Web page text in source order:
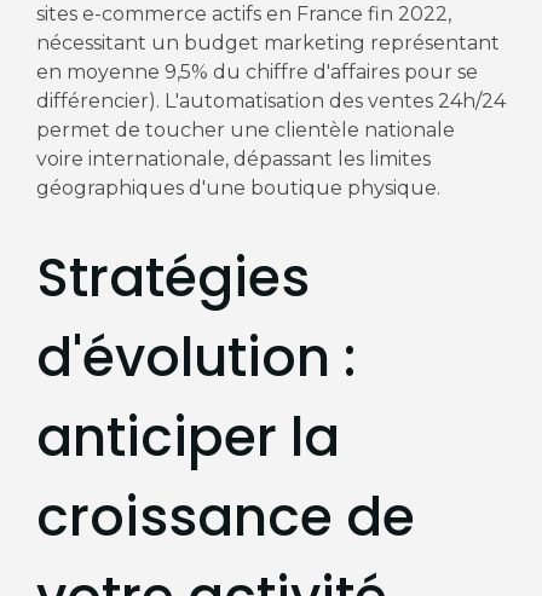
sites e-commerce actifs en France fin 2022,
nécessitant un budget marketing représentant
en moyenne 9,5% du chiffre d'affaires pour se
différencier). L'automatisation des ventes 24h/24
permet de toucher une clientèle nationale
voire internationale, dépassant les limites
géographiques d'une boutique physique.
Stratégies
d'évolution :
anticiper la
croissance de